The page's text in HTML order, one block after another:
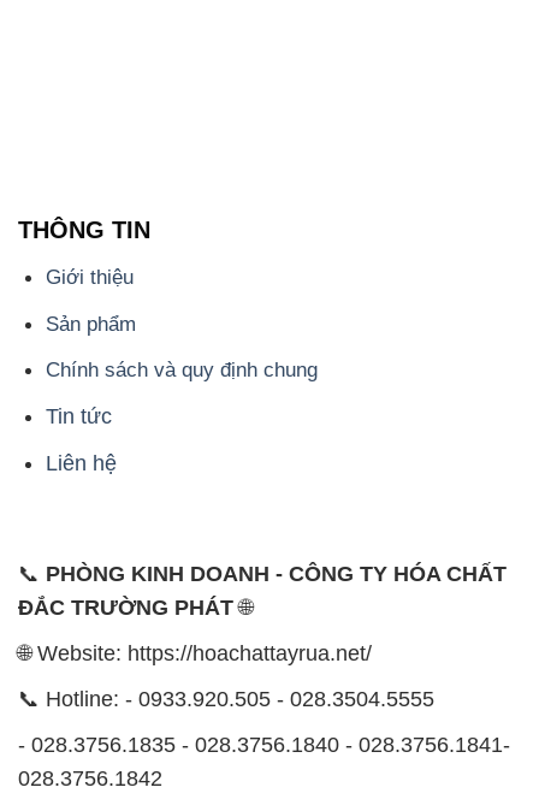
THÔNG TIN
Giới thiệu
Sản phẩm
Chính sách và quy định chung
Tin tức
Liên hệ
📞 PHÒNG KINH DOANH - CÔNG TY HÓA CHẤT
ĐẮC TRƯỜNG PHÁT🌐
🌐 Website: https://hoachattayrua.net/
📞 Hotline: - 0933.920.505 - 028.3504.5555
- 028.3756.1835 - 028.3756.1840 - 028.3756.1841-
028.3756.1842